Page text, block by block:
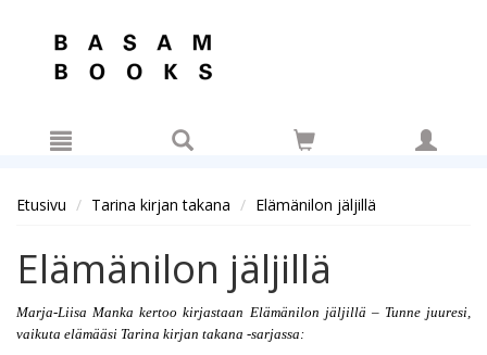
Etusivu Tarina kirjan takana Elämänilon jäljillä
Elämänilon jäljillä
Marja-Liisa Manka kertoo kirjastaan Elämänilon jäljillä – Tunne juuresi,
vaikuta elämääsi Tarina kirjan takana -sarjassa: